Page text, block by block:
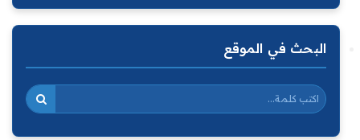
البحث في الموقع